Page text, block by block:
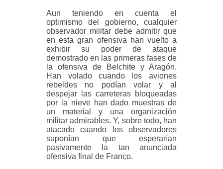
Aun teniendo en cuenta el
optimismo del gobierno, cualquier
observador militar debe admitir que
en esta gran ofensiva han vuelto a
exhibir su poder de ataque
demostrado en las primeras fases de
la ofensiva de Belchite y Aragón.
Han volado cuando los aviones
rebeldes no podían volar y al
despejar las carreteras bloqueadas
por la nieve han dado muestras de
un material y una organización
militar admirables. Y, sobre todo, han
atacado cuando los observadores
suponían que esperarían
pasivamente la tan anunciada
ofensiva final de Franco.